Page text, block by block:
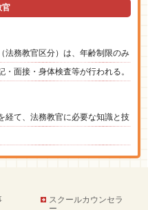
官
法務教官区分）は、年齢制限のみ
面接・身体検査等が行われる。
経て、法務教官に必要な知識と技
スクールカウンセラ